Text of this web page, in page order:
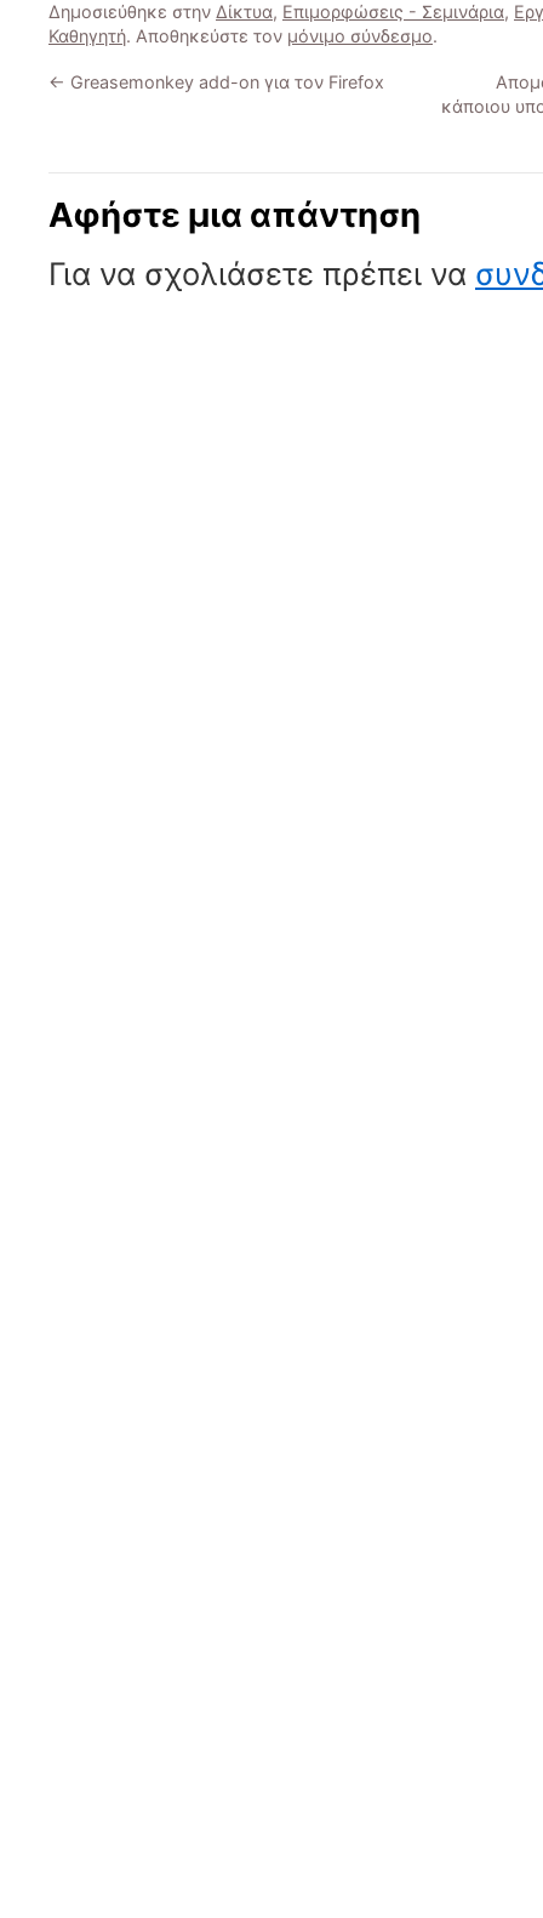
Δημοσιεύθηκε στην Δίκτυα, Επιμορφώσεις - Σεμινάρια,
Καθηγητή. Αποθηκεύστε τον μόνιμο σύνδεσμο.
← Greasemonkey add-on για τον Firefox
κάποιου
Αφήστε μια απάντηση
Για να σχολιάσετε πρέπει να